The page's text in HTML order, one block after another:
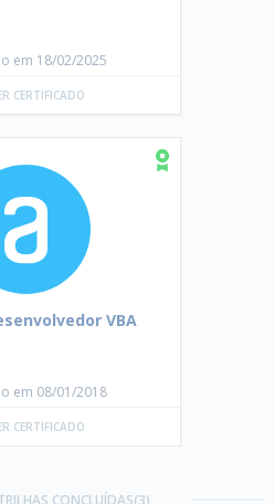
em 18/02/2025
CERTIFICADO
VBA
em 08/01/2018
CERTIFICADO
CONCLUÍDAS(3)